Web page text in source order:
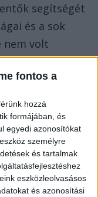
fontos a
hozzá
formájában, és
egyedi azonosítókat
személyre
és tartalmak
eszközleolvasásos
és azonosítási
segítségét
és a sok
volt
a helyszín
legfrissebb
leszállni
melynek